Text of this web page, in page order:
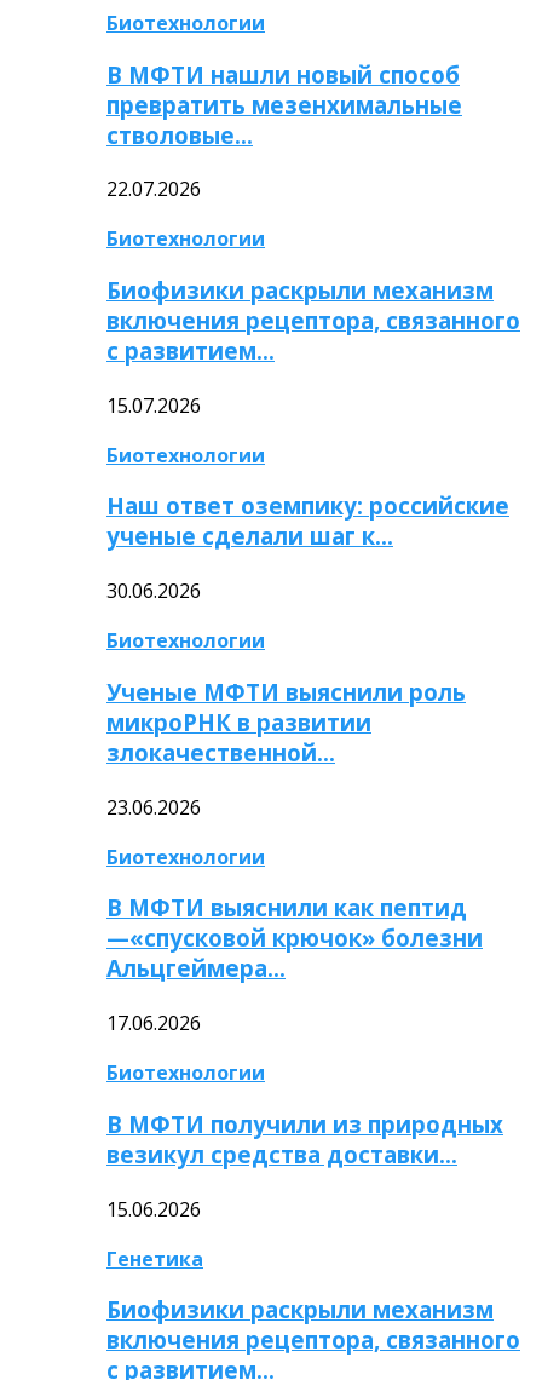
Биотехнологии
В МФТИ нашли новый способ
превратить мезенхимальные
стволовые…
22.07.2026
Биотехнологии
Биофизики раскрыли механизм
включения рецептора, связанного
с развитием…
15.07.2026
Биотехнологии
Наш ответ оземпику: российские
ученые сделали шаг к…
30.06.2026
Биотехнологии
Ученые МФТИ выяснили роль
микроРНК в развитии
злокачественной…
23.06.2026
Биотехнологии
В МФТИ выяснили как пептид
—«спусковой крючок» болезни
Альцгеймера…
17.06.2026
Биотехнологии
В МФТИ получили из природных
везикул средства доставки…
15.06.2026
Генетика
Биофизики раскрыли механизм
включения рецептора, связанного
с развитием…